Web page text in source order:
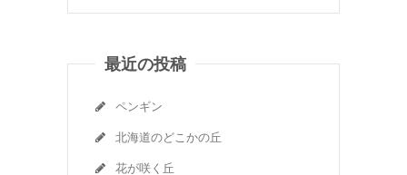
最近の投稿
ペンギン
北海道のどこかの丘
花が咲く丘